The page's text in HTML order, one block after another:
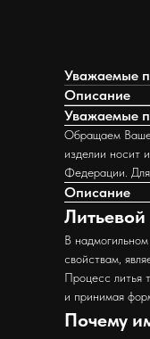
Уважаемые
Описание
Уважаемые
Обращаем Ваше
изделии носит
Федерации.
Описание
Литьевой
В
свойствам,
Процесс литья
и принимая
Почему